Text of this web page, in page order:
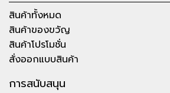
สินค้าทั้งหมด
สินค้าของขวัญ
สินค้าโปรโมชั่น
สั่งออกแบบสินค้า
การสนับสนุน